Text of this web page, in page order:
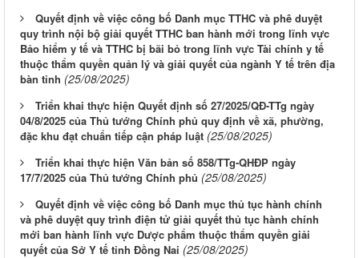
Quyết định về việc công bố Danh mục TTHC và phê duyệt
quy trình nội bộ giải quyết TTHC ban hành mới trong lĩnh vực
Bảo hiểm y tế và TTHC bị bãi bỏ trong lĩnh vực Tài chính y tế
thuộc thẩm quyền quản lý và giải quyết của ngành Y tế trên địa
bàn tỉnh (25/08/2025)
Triển khai thực hiện Quyết định số 27/2025/QĐ-TTg ngày
04/8/2025 của Thủ tướng Chính phủ quy định về xã, phường,
đặc khu đạt chuẩn tiếp cận pháp luật (25/08/2025)
Triển khai thực hiện Văn bản số 858/TTg-QHĐP ngày
17/7/2025 của Thủ tướng Chính phủ (25/08/2025)
Quyết định về việc công bố Danh mục thủ tục hành chính
và phê duyệt quy trình điện tử giải quyết thủ tục hành chính
mới ban hành lĩnh vực Dược phẩm thuộc thẩm quyền giải
quyết của Sở Y tế tỉnh Đồng Nai (25/08/2025)